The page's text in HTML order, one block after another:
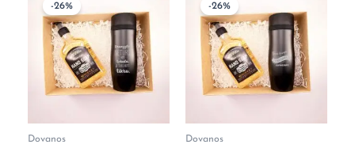
-26%
Dovanos
price
was:
€27,00.
price
is:
€20,00.
-26%
Dovanos
price
was:
€27,00.
is: